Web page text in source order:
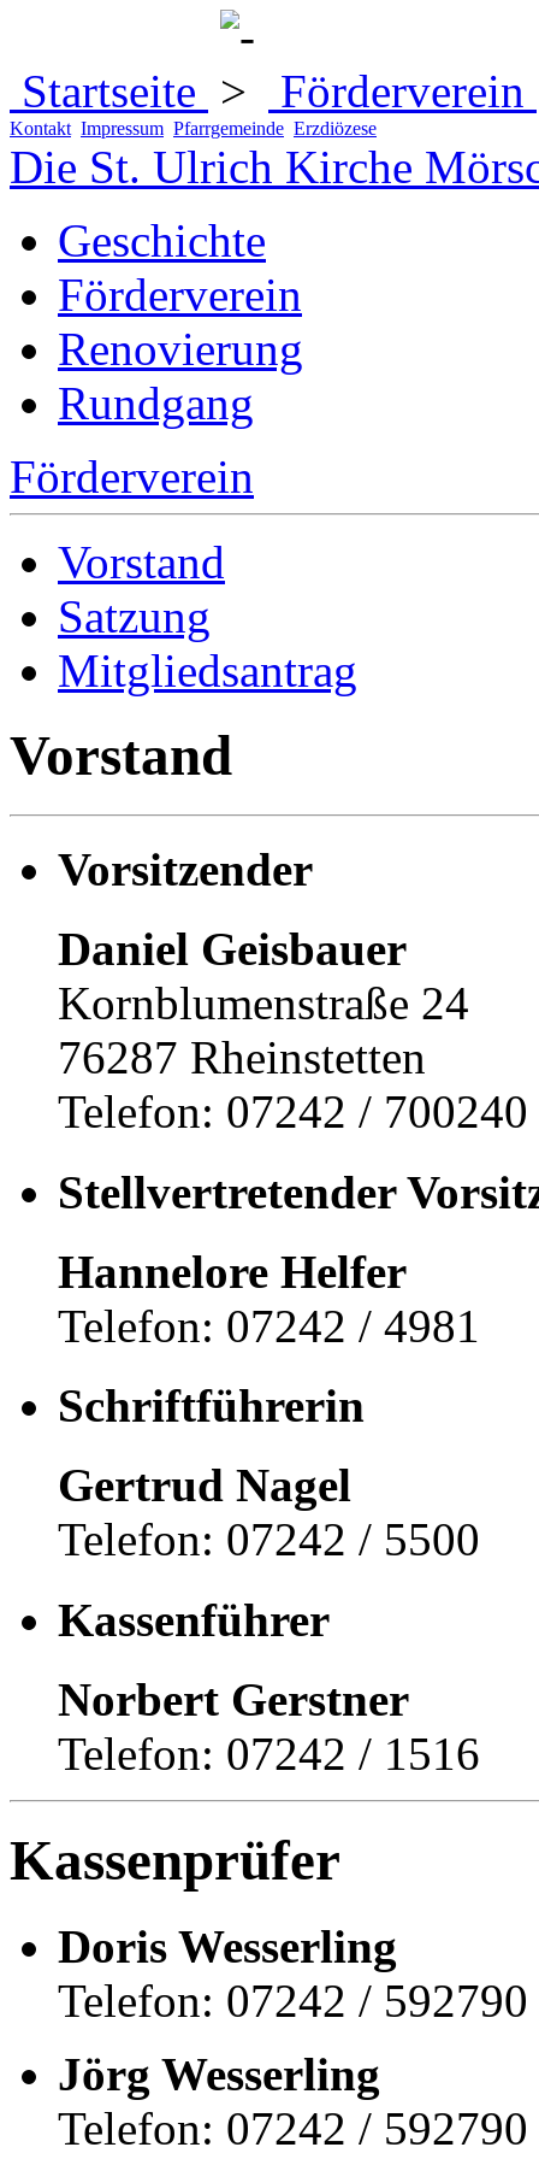
Startseite Förderverein
Kontakt Impressum Pfarrgemeinde Erzdiözese
Die St. Ulrich Kirche
Geschichte
Förderverein
Renovierung
Rundgang
Förderverein
Vorstand
Satzung
Mitgliedsantrag
Vorstand
Vorsitzender
Daniel Geisbauer
Kornblumenstraße 24
76287 Rheinstetten
Telefon: 07242 / 700240
Stellvertretender
Hannelore Helfer
Telefon: 07242 / 4981
Schriftführerin
Gertrud Nagel
Telefon: 07242 / 5500
Kassenführer
Norbert Gerstner
Telefon: 07242 / 1516
Kassenprüfer
Doris Wesserling
Telefon: 07242 / 592790
Jörg Wesserling
Telefon: 07242 / 592790